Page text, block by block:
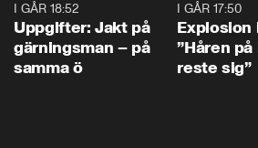
I GÅR 18:52
Uppgifter: Jakt på
gärningsman – på
samma ö
I GÅR 17:50
Explosion
”Håren
reste sig”